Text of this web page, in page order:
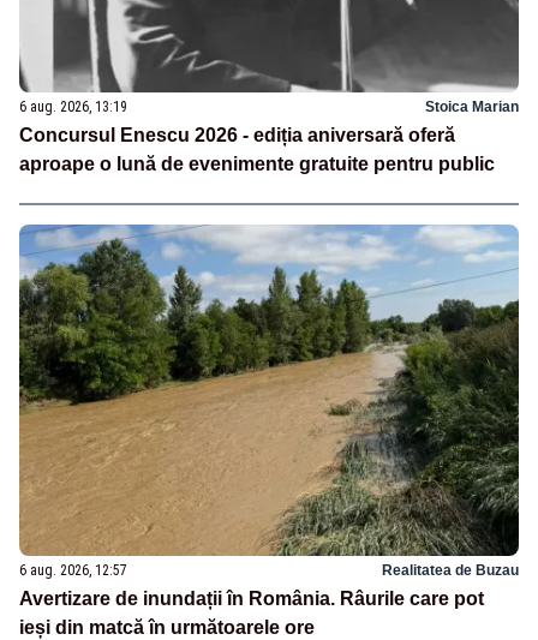
6 aug. 2026, 13:19 Stoica Marian
Concursul Enescu 2026 - ediția aniversară oferă
aproape o lună de evenimente gratuite pentru public
6 aug. 2026, 12:57 Realitatea de Buzau
Avertizare de inundații în România. Râurile care pot
ieși din matcă în următoarele ore